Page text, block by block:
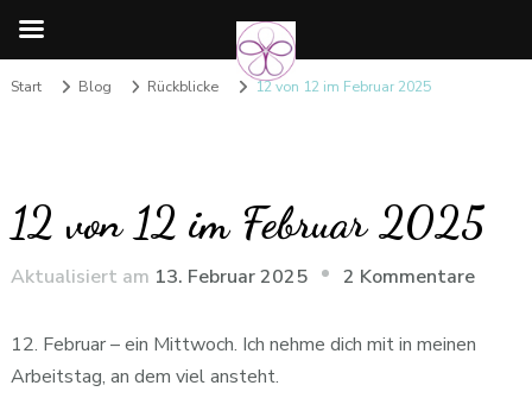
Start Blog Rückblicke 12 von 12 im Februar 2025
12 von 12 im Februar 2025
Aktualisiert am 13. Februar 2025 2 Kommentarezu
von
12. Februar – ein Mittwoch. Ich nehme dich mit in meinen
Arbeitstag, an dem viel ansteht.